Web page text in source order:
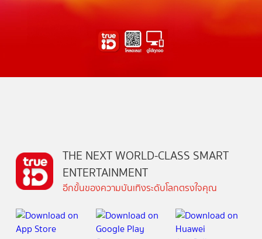
THE NEXT WORLD-CLASS SMART
ENTERTAINMENT
อีกขั้นของความบันเทิงระดับโลกตรงใจคุณ